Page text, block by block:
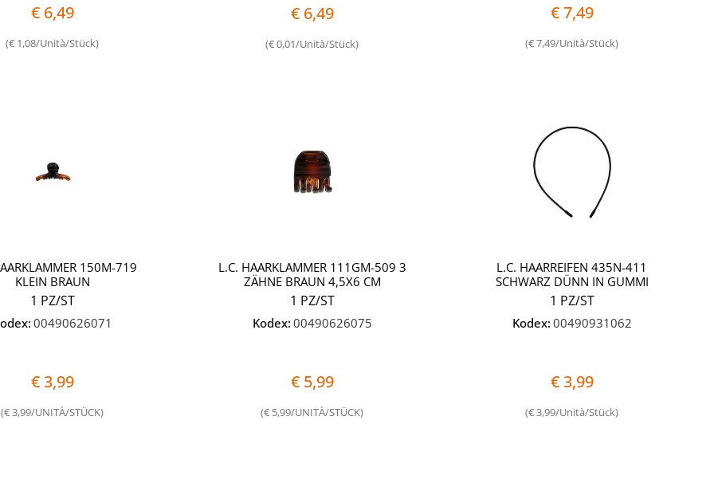
€ 6,49
(€ 1,08/Unità/Stück)
€ 6,49
(€ 0,01/Unità/Stück)
€ 7,49
(€ 7,49/Unità/Stück)
150M-719
KLEIN BRAUN
1 PZ/ST
00490626071
€ 3,99
(€ 3,99/UNITÀ/STÜCK)
L.C. HAARKLAMMER 111GM-509 3
ZÄHNE BRAUN 4,5X6 CM
1 PZ/ST
Kodex: 00490626075
€ 5,99
(€ 5,99/UNITÀ/STÜCK)
L.C. HAARREIFEN 435N-411
SCHWARZ DÜNN IN GUMMI
1 PZ/ST
Kodex: 00490931062
€ 3,99
(€ 3,99/Unità/Stück)